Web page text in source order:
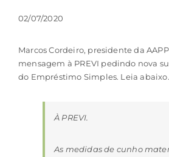
02/07/2020
Marcos Cordeiro, presidente da
mensagem à PREVI pedindo nova
do Empréstimo Simples. Leia abaixo.
À PREVI.
As medidas de cunho